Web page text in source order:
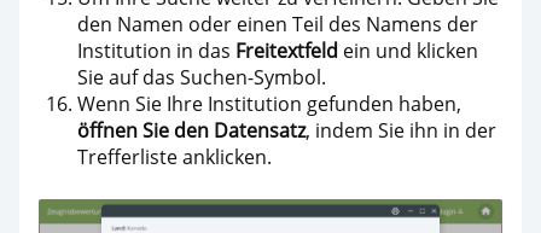
den Namen oder einen Teil des Namens der
Institution in das Freitextfeld ein und klicken
Sie auf das Suchen-Symbol.
Wenn Sie Ihre Institution gefunden haben,
öffnen Sie den Datensatz, indem Sie ihn in der
Trefferliste anklicken.